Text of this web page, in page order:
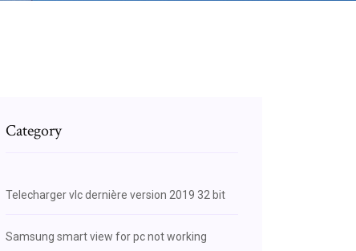
Category
Telecharger vlc dernière version 2019 32 bit
Samsung smart view for pc not working